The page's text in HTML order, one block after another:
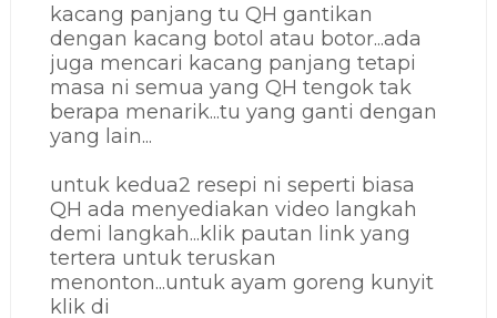
kacang panjang tu QH gantikan
dengan kacang botol atau botor...ada
juga mencari kacang panjang tetapi
masa ni semua yang QH tengok tak
berapa menarik...tu yang ganti dengan
yang lain...
untuk kedua2 resepi ni seperti biasa
QH ada menyediakan video langkah
demi langkah...klik pautan link yang
tertera untuk teruskan
menonton...untuk ayam goreng kunyit
klik di